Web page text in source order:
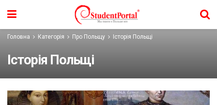
Головна Категорія Про Польщу Історія Польщі
Історія Польщі